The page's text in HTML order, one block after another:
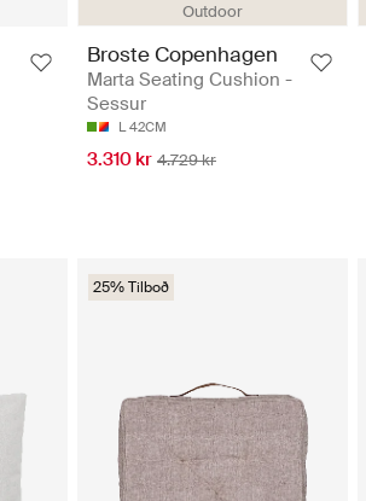
Outdoor
Broste Copenhagen
Marta Seating Cushion -
Sessur
L 42CM
3.310 kr 4.729 kr
25% Tilboð